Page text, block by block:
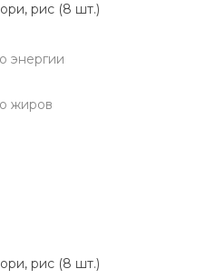
рис (8 шт.)
энергии
жиров
рис (8 шт.)